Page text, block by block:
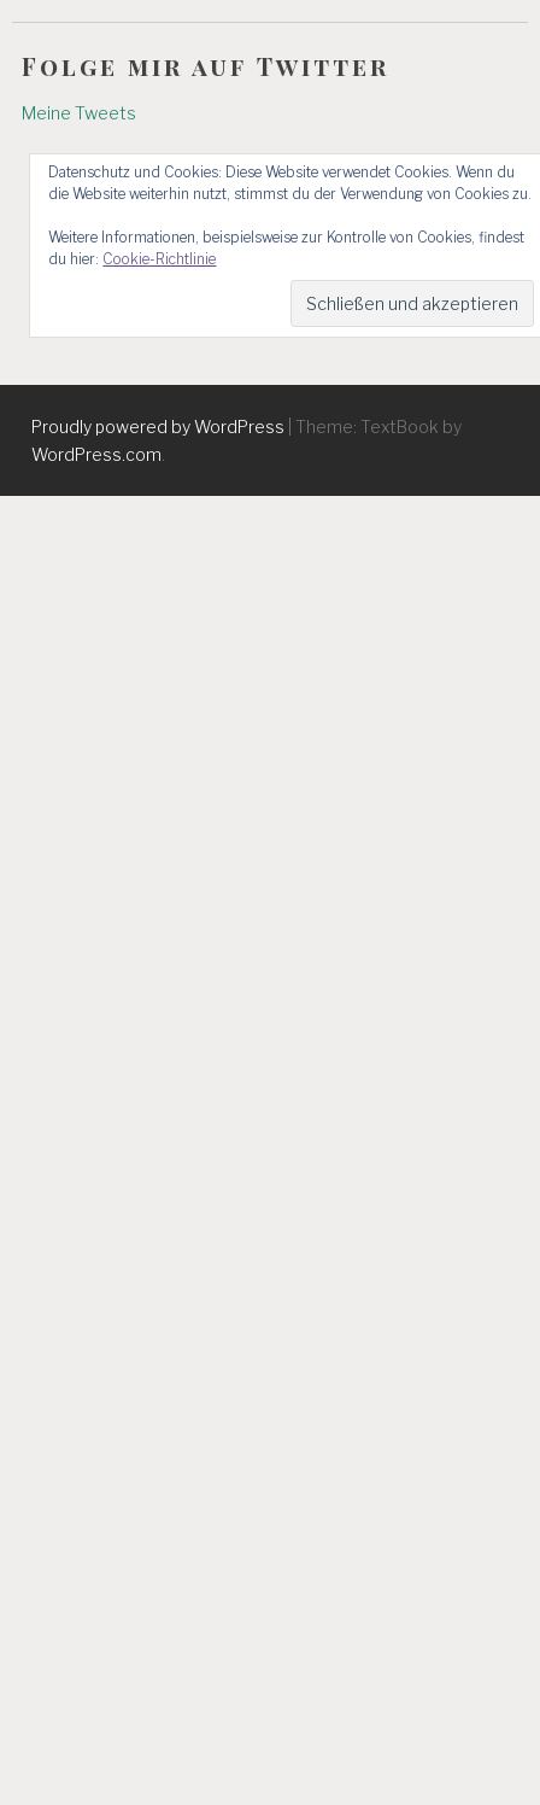
Folge mir auf Twitter
Meine Tweets
Datenschutz und Cookies: Diese Website verwendet Cookies. Wenn du
die Website weiterhin nutzt, stimmst du der Verwendung von Cookies zu.
Weitere Informationen, beispielsweise zur Kontrolle von Cookies, findest
du hier: Cookie-Richtlinie
Proudly powered by WordPress
Theme: TextBook by
WordPress.com